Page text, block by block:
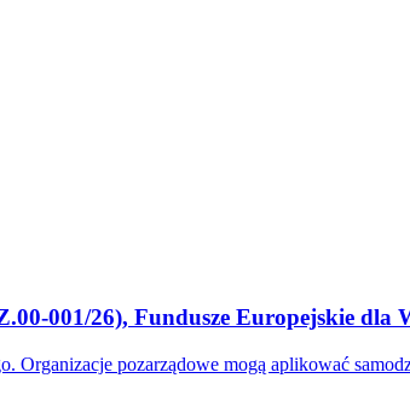
001/26), Fundusze Europejskie dla
Organizacje pozarządowe mogą aplikować